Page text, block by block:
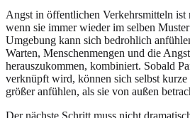
Angst in öffentlichen Verkehrsmitteln ist
wenn sie immer wieder im selben
Umgebung kann sich bedrohlich
Warten, Menschenmengen und die
herauszukommen, kombiniert. Sobald
verknüpft wird, können sich selbst
größer anfühlen, als sie von außen
Der nächste Schritt muss nicht